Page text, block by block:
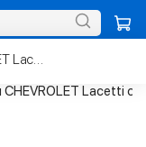
Lacetti
Опора для а/м CHEVROLET Lacetti стойки передней